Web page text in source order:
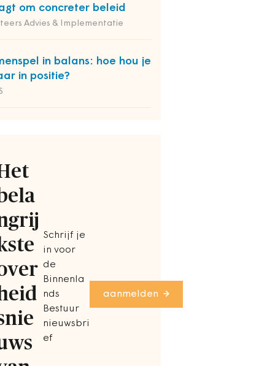
om concreter beleid
Advies & Implementatie
in balans: hoe hou je
in positie?
Schrijf je
in voor
de
Binnenla
nds
Bestuur
nieuwsbri
ef
aanmelden